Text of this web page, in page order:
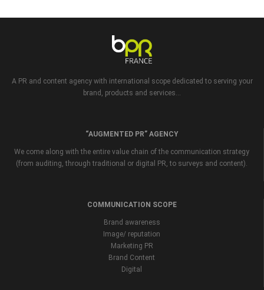
A PR and content agency with international scope dedicated to serving your
brand, products and services...
“AUGMENTED PR” AGENCY
We come along with the entire value chain of the communication strategy
(from auditing, through traditional or digital PR, to surveys and content).
COMMUNICATION SCOPE
Brand awareness
Image/ reputation
Marketing PR
Brand Content
Digital